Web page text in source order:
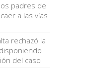
padres del
a las vías
rechazó la
del caso